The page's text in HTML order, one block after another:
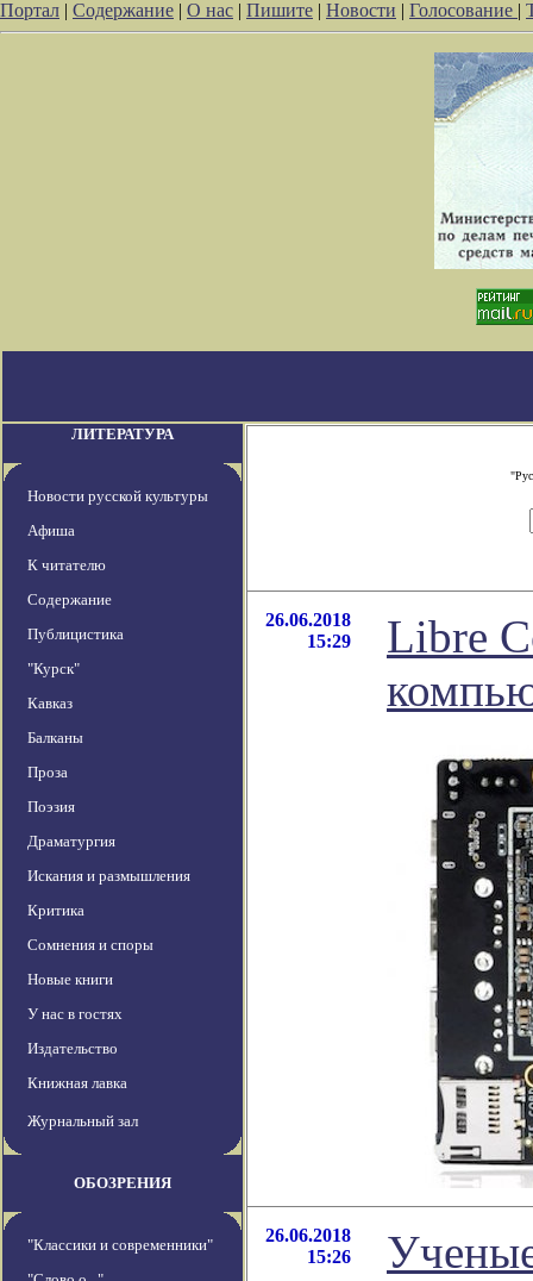
Портал | Содержание | О нас | Пишите | Новости | Голосование |
ЛИТЕРАТУРА
Новости русской культуры
Афиша
К читателю
Содержание
Публицистика
"Курск"
Кавказ
Балканы
Проза
Поэзия
Драматургия
Искания и размышления
Критика
Сомнения и споры
Новые книги
У нас в гостях
Издательство
Книжная лавка
Журнальный зал
ОБОЗРЕНИЯ
"Классики и современники"
26.06.2018
15:29
Libre
26.06.2018
15:26